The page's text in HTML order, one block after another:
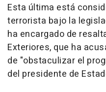
Esta última está
terrorista bajo la
ha encargado de
Exteriores, que ha
de "obstaculizar el
del presidente de